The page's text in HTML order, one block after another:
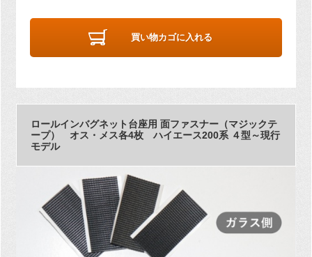
買い物カゴに入れる
ロールインバグネット台座用 面ファスナー（マジックテ
ープ） オス・メス各4枚 ハイエース200系 ４型～現行
モデル